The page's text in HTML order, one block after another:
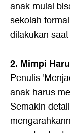
anak mulai
sekolah
dilakukan
2. Mimpi
Penulis
anak harus
Semakin